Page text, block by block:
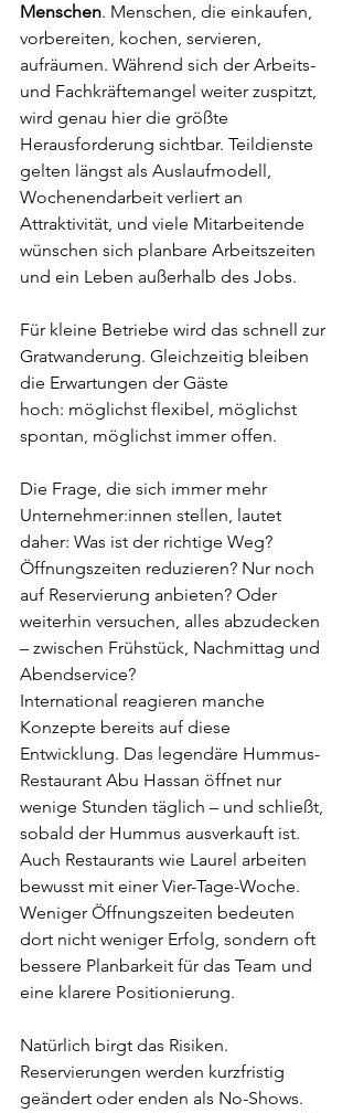
Menschen. Menschen, die einkaufen,
vorbereiten, kochen, servieren,
aufräumen. Während sich der Arbeits-
und Fachkräftemangel weiter zuspitzt,
wird genau hier die größte
Herausforderung sichtbar. Teildienste
gelten längst als Auslaufmodell,
Wochenendarbeit verliert an
Attraktivität, und viele Mitarbeitende
wünschen sich planbare Arbeitszeiten
und ein Leben außerhalb des Jobs.
Für kleine Betriebe wird das schnell zur
Gratwanderung. Gleichzeitig bleiben
die Erwartungen der Gäste
hoch: möglichst flexibel, möglichst
spontan, möglichst immer offen.
Die Frage, die sich immer mehr
Unternehmer:innen stellen, lautet
daher: Was ist der richtige Weg?
Öffnungszeiten reduzieren? Nur noch
auf Reservierung anbieten? Oder
weiterhin versuchen, alles abzudecken
– zwischen Frühstück, Nachmittag und
Abendservice?
International reagieren manche
Konzepte bereits auf diese
Entwicklung. Das legendäre Hummus-
Restaurant Abu Hassan öffnet nur
wenige Stunden täglich – und schließt,
sobald der Hummus ausverkauft ist.
Auch Restaurants wie Laurel arbeiten
bewusst mit einer Vier-Tage-Woche.
Weniger Öffnungszeiten bedeuten
dort nicht weniger Erfolg, sondern oft
bessere Planbarkeit für das Team und
eine klarere Positionierung.
Natürlich birgt das Risiken.
Reservierungen werden kurzfristig
geändert oder enden als No-Shows.